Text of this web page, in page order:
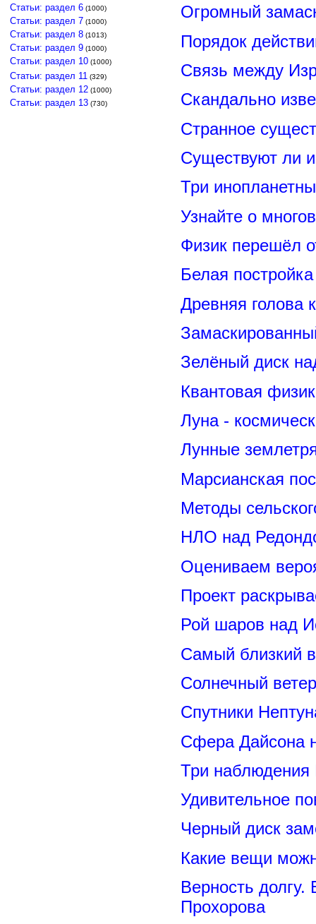
Статьи: раздел 6 (1000)
Статьи: раздел 7 (1000)
Статьи: раздел 8 (1013)
Статьи: раздел 9 (1000)
Статьи: раздел 10 (1000)
Статьи: раздел 11 (329)
Статьи: раздел 12 (1000)
Статьи: раздел 13 (730)
Огромный
Порядок
Связь между
Скандально
Странное
Существуют ли
Три
Узнайте о
Физик перешёл
Белая
Древняя голова
Зелёный диск
Квантовая
Луна -
Лунные
Марсианская
Методы
НЛО над
Оцениваем
Проект
Рой шаров над
Самый близкий
Солнечный
Спутники
Сфера Дайсона
Три
Удивительное
Черный диск
Какие вещи
Верность
Прохорова